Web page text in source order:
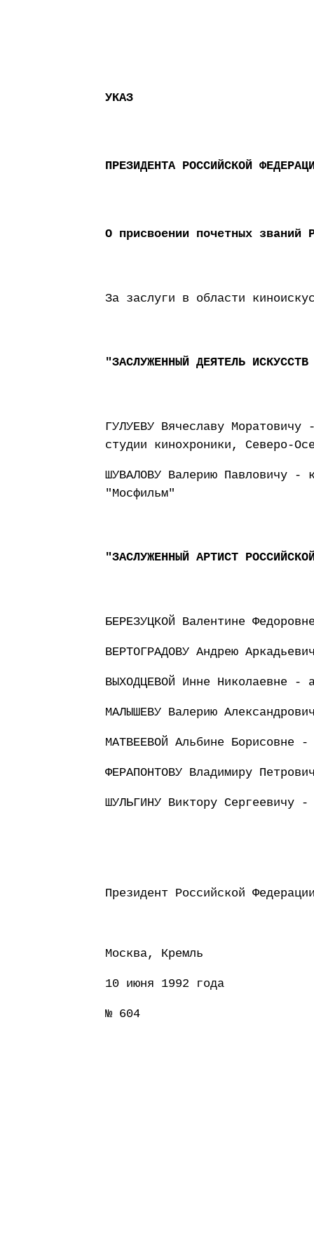
УКАЗ
ПРЕЗИДЕНТА РОССИЙСКОЙ
О присвоении почетных званий
За заслуги в области
"ЗАСЛУЖЕННЫЙ ДЕЯТЕЛЬ
ГУЛУЕВУ Вячеславу Моратовичу
студии кинохроники, Северо-
ШУВАЛОВУ Валерию Павловичу -
"Мосфильм"
"ЗАСЛУЖЕННЫЙ АРТИСТ
БЕРЕЗУЦКОЙ Валентине
ВЕРТОГРАДОВУ Андрею
ВЫХОДЦЕВОЙ Инне Николаевне -
МАЛЫШЕВУ Валерию
МАТВЕЕВОЙ Альбине Борисовне
ФЕРАПОНТОВУ Владимиру
ШУЛЬГИНУ Виктору Сергеевичу
Президент
Москва, Кремль
10 июня 1992 года
№ 604